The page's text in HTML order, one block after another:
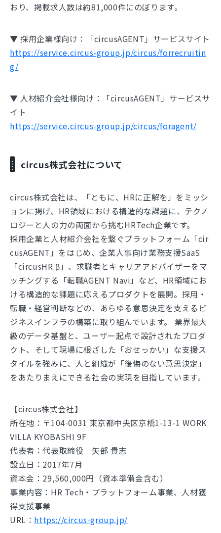
おり、掲載求人数は約81,000件にのぼります。
▼ 採用企業様向け：「circusAGENT」サービスサイト
https://service.circus-group.jp/circus/forrecruitin
g/
▼ 人材紹介会社様向け：「circusAGENT」サービスサ
イト
https://service.circus-group.jp/circus/foragent/
circus株式会社について
circus株式会社は、「ともに、HRに正解を」をミッシ
ョンに掲げ、HR領域における構造的な課題に、テクノ
ロジーと人の力の両面から挑むHRTech企業です。
採用企業と人材紹介会社を繋ぐプラットフォーム「cir
cusAGENT」をはじめ、企業人事向け業務支援SaaS
「circusHR β」、求職者とキャリアアドバイザーをマ
ッチングする「転職AGENT Navi」など、HR領域にお
ける構造的な課題に応えるプロダクトを展開。採用・
転職・経営判断などの、あらゆる意思決定を支えるビ
ジネスインフラの構築に取り組んでいます。 業界最大
級のデータ基盤と、ユーザー起点で設計されたプロダ
クト、そして現場に根ざした「おせっかい」な支援ス
タイルを強みに、人と組織が「後悔のない意思決定」
をあたりまえにできる社会の実現を目指しています。
【circus株式会社】
所在地：〒104-0031 東京都中央区京橋1-13-1 WORK
VILLA KYOBASHI 9F
代表者：代表取締役 矢部 貴志
設立日：2017年7月
資本金：29,560,000円（資本準備金含む）
事業内容：HR Tech・プラットフォーム事業、人材獲
得支援事業
URL： https://circus-group.jp/